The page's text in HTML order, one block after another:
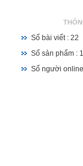
Số bài viết : 22
Số sản phẩm :
Số người